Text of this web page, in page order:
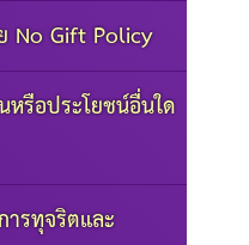
No Gift Policy
รือประโยชน์อื่นใด
ารทุจริตและ